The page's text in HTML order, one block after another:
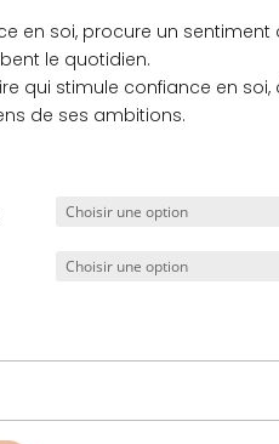
en soi, procure un sentiment
le quotidien.
qui stimule confiance en
de ses ambitions.